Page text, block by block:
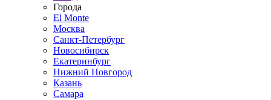
Города
El Monte
Москва
Санкт-Петербург
Новосибирск
Екатеринбург
Нижний Новгород
Казань
Самара